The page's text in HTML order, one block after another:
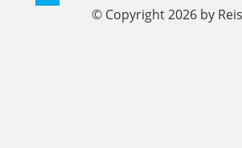
© Copyright 2026 by